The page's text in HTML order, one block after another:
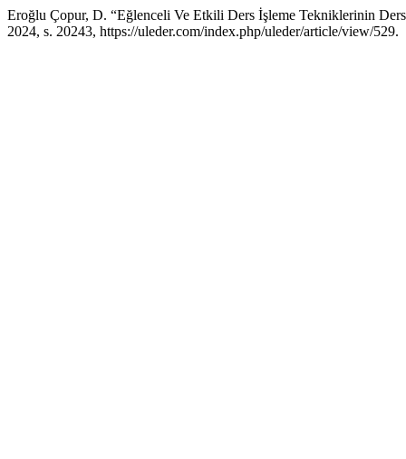
Eroğlu Çopur, D. “Eğlenceli Ve Etkili Ders İşleme Tekniklerinin
2024, s. 20243, https://uleder.com/index.php/uleder/article/view/529.